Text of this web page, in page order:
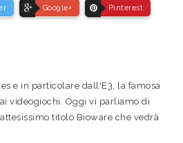
Google+ Pinterest
e in particolare dall'E3, la famosa
videogiochi. Oggi vi parliamo di
titolo Bioware che vedrà